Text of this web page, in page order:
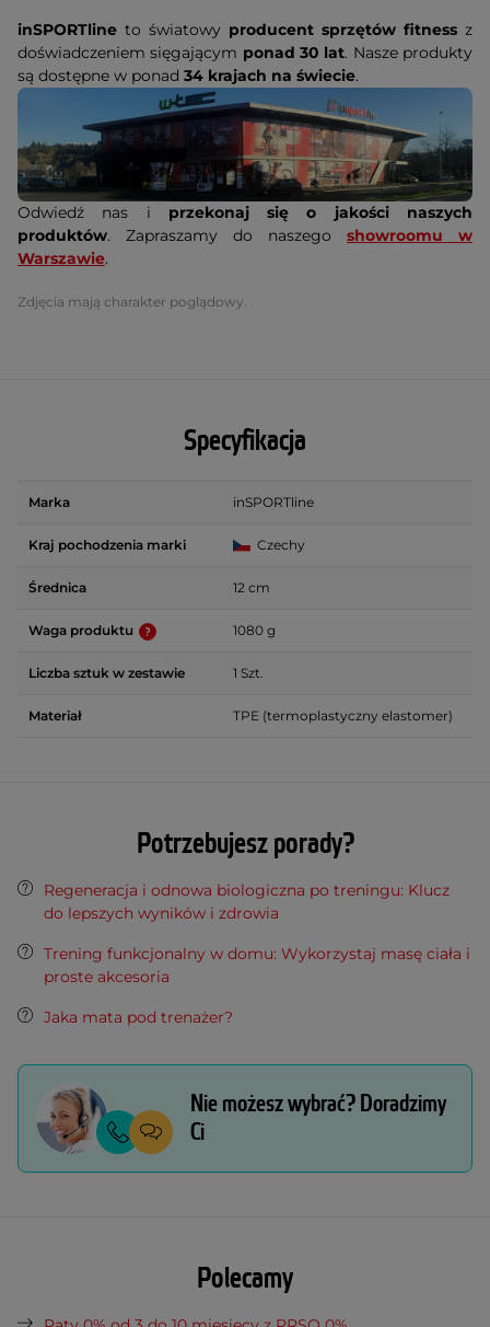
inSPORTline to światowy producent sprzętów fitness z
doświadczeniem sięgającym ponad 30 lat. Nasze produkty
są dostępne w ponad 34 krajach na świecie.
Odwiedź nas i przekonaj się o jakości naszych
produktów. Zapraszamy do naszego showroomu w
Warszawie.
Zdjęcia mają charakter poglądowy.
Specyfikacja
Marka inSPORTline
Kraj pochodzenia marki Czechy
Średnica 12 cm
Waga produktu 1080 g
Liczba sztuk w zestawie 1 Szt.
Materiał TPE (termoplastyczny elastomer)
Potrzebujesz porady?
Regeneracja i odnowa biologiczna po treningu: Klucz
do lepszych wyników i zdrowia
Trening funkcjonalny w domu: Wykorzystaj masę ciała i
proste akcesoria
Jaka mata pod trenażer?
Nie możesz wybrać? Doradzimy
Ci
Polecamy